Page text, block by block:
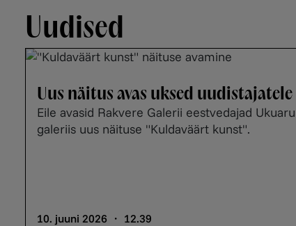
Uudised
Uus näitus avas uksed uudistajatele
Eile avasid Rakvere Galerii eestvedajad Ukuaru
galeriis uus näituse "Kuldaväärt kunst".
10. juuni 2026 ・ 12.39